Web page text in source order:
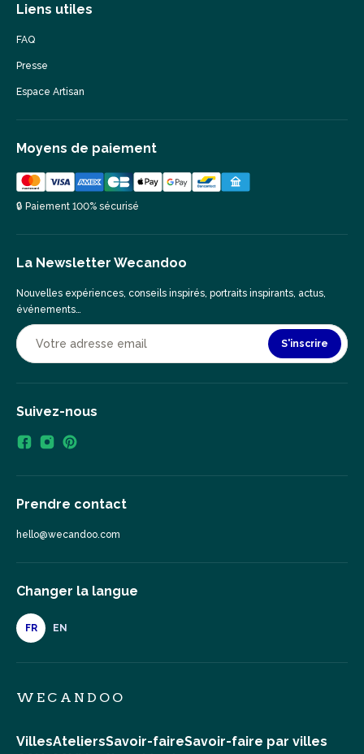
Liens utiles
FAQ
Presse
Espace Artisan
Moyens de paiement
🔒 Paiement 100% sécurisé
La Newsletter Wecandoo
Nouvelles expériences, conseils inspirés, portraits inspirants, actus,
événements…
S'inscrire
Suivez-nous
Prendre contact
hello@wecandoo.com
Changer la langue
FR EN
WECANDOO
VillesAteliersSavoir-faireSavoir-faire par villes